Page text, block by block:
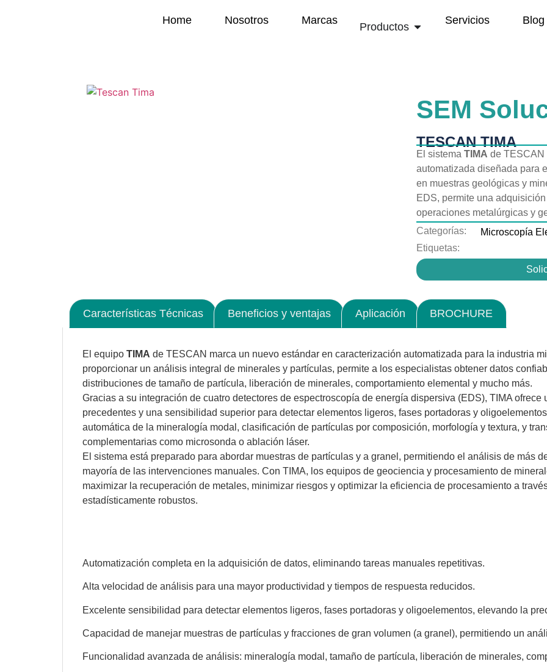
Home Nosotros Marcas
Productos
Servicios Blog
SEM
TESCAN TIMA
El sistema TIMA de TESCAN
automatizada diseñada para
en muestras geológicas y
EDS, permite una
operaciones metalúrgicas y
Categorías:
Microscopía
Etiquetas:
Características Técnicas Beneficios y ventajas Aplicación BROCHURE
El equipo TIMA de TESCAN marca un nuevo estándar en caracterización automatizada para la industria
proporcionar un análisis integral de minerales y partículas, permite a los especialistas obtener datos
distribuciones de tamaño de partícula, liberación de minerales, comportamiento elemental y mucho más.
Gracias a su integración de cuatro detectores de espectroscopía de energía dispersiva (EDS), TIMA
precedentes y una sensibilidad superior para detectar elementos ligeros, fases portadoras y
automática de la mineralogía modal, clasificación de partículas por composición, morfología y textura, y
complementarias como microsonda o ablación láser.
El sistema está preparado para abordar muestras de partículas y a granel, permitiendo el análisis de más
mayoría de las intervenciones manuales. Con TIMA, los equipos de geociencia y procesamiento de
maximizar la recuperación de metales, minimizar riesgos y optimizar la eficiencia de procesamiento a
estadísticamente robustos.
Automatización completa en la adquisición de datos, eliminando tareas manuales repetitivas.
Alta velocidad de análisis para una mayor productividad y tiempos de respuesta reducidos.
Excelente sensibilidad para detectar elementos ligeros, fases portadoras y oligoelementos, elevando la
Capacidad de manejar muestras de partículas y fracciones de gran volumen (a granel), permitiendo un
Funcionalidad avanzada de análisis: mineralogía modal, tamaño de partícula, liberación de minerales,